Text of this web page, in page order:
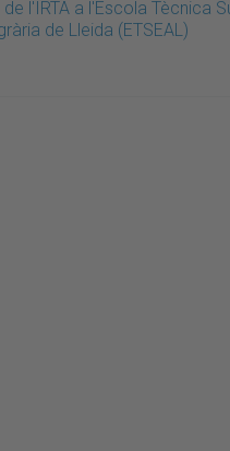
l'IRTA a l'Escola Tècnica
de Lleida (ETSEAL)